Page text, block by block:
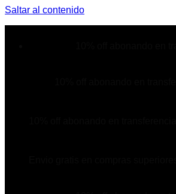
Saltar al contenido